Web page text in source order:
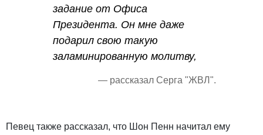
задание от Офиса
Президента. Он мне даже
подарил свою такую
заламинированную молитву,
— рассказал Серга "ЖВЛ".
Певец также рассказал, что Шон Пенн начитал ему